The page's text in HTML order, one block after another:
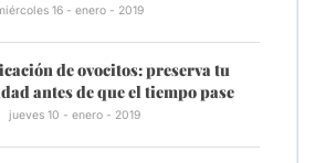
16 - enero - 2019
de ovocitos: preserva tu
antes de que el tiempo pase
jueves 10 - enero - 2019